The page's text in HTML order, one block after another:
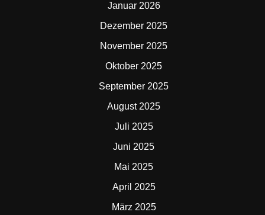
Januar 2026
Dezember 2025
November 2025
Oktober 2025
September 2025
August 2025
Juli 2025
Juni 2025
Mai 2025
April 2025
März 2025